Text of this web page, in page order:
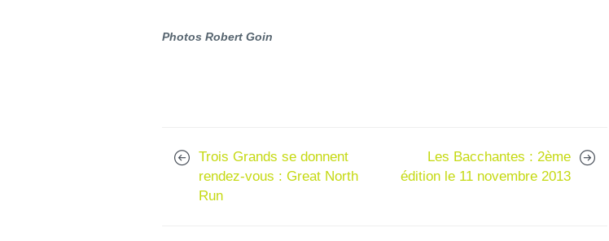
Photos Robert Goin
Trois Grands se donnent
rendez-vous : Great North
Run
Les Bacchantes : 2ème
édition le 11 novembre 2013